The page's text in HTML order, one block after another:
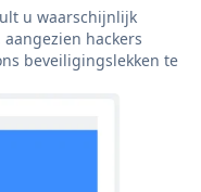
u waarschijnlijk
hackers
beveiligingslekken te